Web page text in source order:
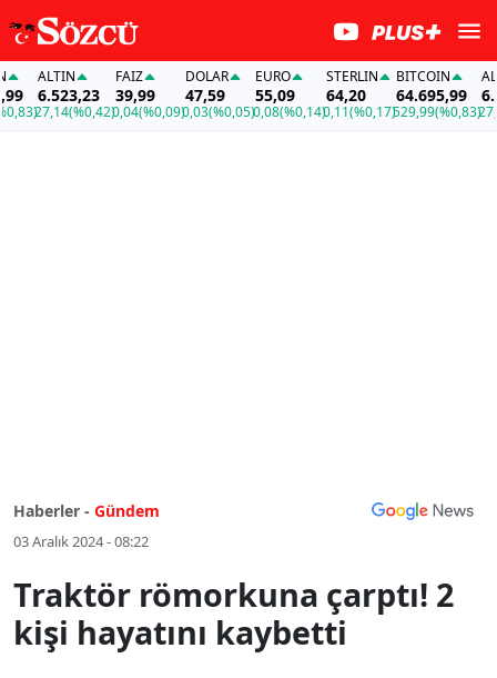
ALTIN
6.523,23
27,14(%0,42)
FAİZ
39,99
0,04(%0,09)
DOLAR
47,59
0,03(%0,05)
EURO
55,09
0,08(%0,14)
STERLIN
64,20
0,11(%0,17)
BITCOIN
64.695,99
529,99(%0,83)27,14
Haberler - Gündem
03 Aralık 2024 - 08:22
Traktör römorkuna çarptı! 2
kişi hayatını kaybetti